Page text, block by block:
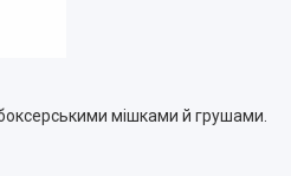
мішками й грушами.